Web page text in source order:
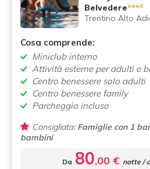
Belvedere***s
Trentino Alto
Cosa comprende:
Miniclub interno
Attività esterne per adulti e
Centro benessere solo adulti
Centro benessere family
Parcheggio incluso
Consigliata:Famiglie con 1
bambini
Da 80,00 € notte /